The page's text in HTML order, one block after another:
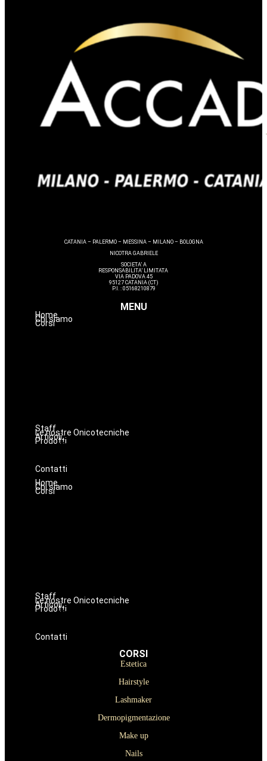
CATANIA – PALERMO – MESSINA – MILANO – BOLOGNA
NICOTRA GABRIELE
SOCIETA’ A
RESPONSABILITA’ LIMITATA
VIA PADOVA 45
95127 CATANIA (CT)
P.I. : 05168210879
MENU
Home
Chi siamo
Corsi
Staff
Le nostre Onicotecniche
Articoli
ProdottiOniconails
Prodotti per ricostruzione unghie
Contatti
Home
Chi siamo
Corsi
Staff
Le nostre Onicotecniche
Articoli
ProdottiOniconails
Prodotti per ricostruzione unghie
Contatti
CORSI
Estetica
Hairstyle
Lashmaker
Dermopigmentazione
Make up
Nails